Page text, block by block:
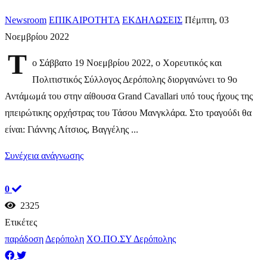
Newsroom ΕΠΙΚΑΙΡΟΤΗΤΑ ΕΚΔΗΛΩΣΕΙΣ Πέμπτη, 03
Νοεμβρίου 2022
Τ ο Σάββατο 19 Νοεμβρίου 2022, o Χορευτικός και
Πολιτιστικός Σύλλογος Δερόπολης διοργανώνει το 9ο
Αντάμωμά του στην αίθουσα Grand Cavallari υπό τους ήχους της
ηπειρώτικης ορχήστρας του Τάσου Μανγκλάρα. Στο τραγούδι θα
είναι: Γιάννης Λίτσιος, Βαγγέλης ...
Συνέχεια ανάγνωσης
0
2325
Ετικέτες
παράδοση Δερόπολη ΧΟ.ΠΟ.ΣΥ Δερόπολης